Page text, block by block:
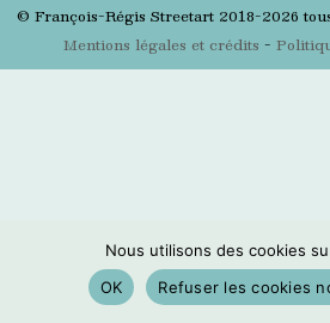
© François-Régis Streetart 2018-2026
Mentions légales et crédits -
Nous utilisons des cookies
OK
Refuser les cookies